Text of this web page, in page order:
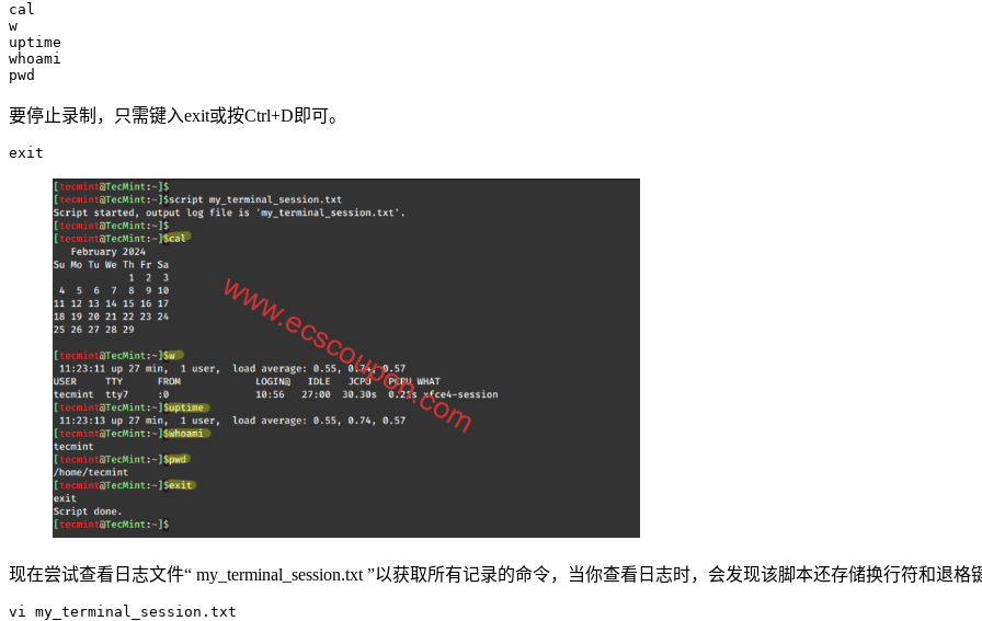
cal
w
uptime
whoami
pwd
要停止录制，只需键入exit或按Ctrl+D即可。
exit
现在尝试查看日志文件“ my_terminal_session.txt ”以获取所有记录的命令，当你查看日志时，会发现该脚本还存储换行符和退格
vi my_terminal_session.txt